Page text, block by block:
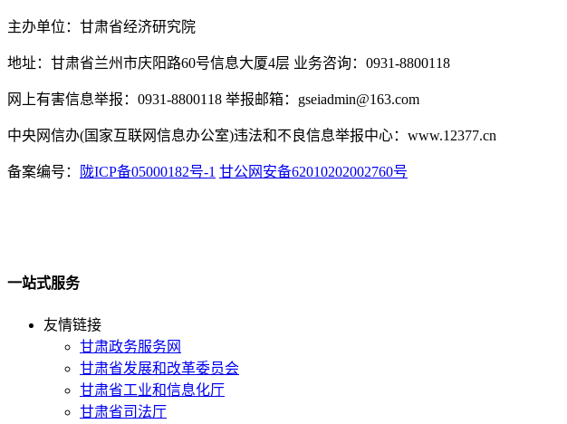
主办单位：甘肃省经济研究院
地址：甘肃省兰州市庆阳路60号信息大厦4层 业务咨询：0931-8800118
网上有害信息举报：0931-8800118 举报邮箱：gseiadmin@163.com
中央网信办(国家互联网信息办公室)违法和不良信息举报中心：www.12377.cn
备案编号： 陇ICP备05000182号-1 甘公网安备62010202002760号
一站式服务
友情链接
甘肃政务服务网
甘肃省发展和改革委员会
甘肃省工业和信息化厅
甘肃省司法厅